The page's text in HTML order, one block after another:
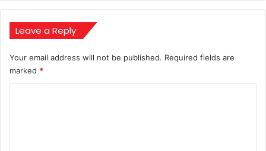
Leave a Reply
Your email address will not be published. Required fields are
marked *